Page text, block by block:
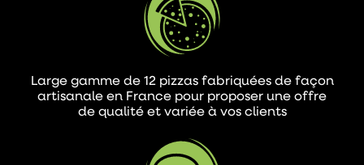
Large gamme de 12 pizzas fabriquées de façon
artisanale en France pour proposer une offre
de qualité et variée à vos clients